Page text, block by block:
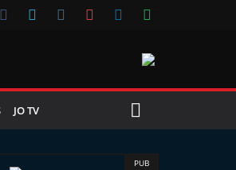
JO TV
PUB